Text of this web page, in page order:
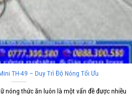
TH-49 – Duy Trì Độ Nóng Tối Ưu
nóng thức ăn luôn là một vấn đề được nhiều